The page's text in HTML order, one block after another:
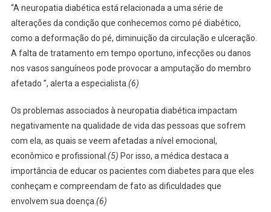
“A neuropatia diabética está relacionada a uma série de
alterações da condição que conhecemos como pé diabético,
como a deformação do pé, diminuição da circulação e ulceração.
A falta de tratamento em tempo oportuno, infecções ou danos
nos vasos sanguíneos pode provocar a amputação do membro
afetado ”, alerta a especialista. (6)
Os problemas associados à neuropatia diabética impactam
negativamente na qualidade de vida das pessoas que sofrem
com ela, as quais se veem afetadas a nível emocional,
econômico e profissional. (5) Por isso, a médica destaca a
importância de educar os pacientes com diabetes para que eles
conheçam e compreendam de fato as dificuldades que
envolvem sua doença. (6)